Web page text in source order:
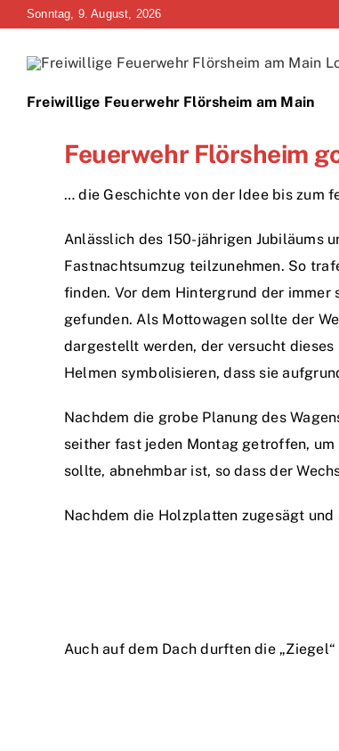
Zum
springen
Sonntag, 9. August, 2026
Freiwillige Feuerwehr Flörsheim am Main
Feuerwehr Flörsheim
… die Geschichte von der Idee bis zum
Anlässlich des 150-jährigen Jubiläums
Fastnachtsumzug teilzunehmen. So
finden. Vor dem Hintergrund der
gefunden. Als Mottowagen sollte der
dargestellt werden, der versucht
Helmen symbolisieren, dass sie
Nachdem die grobe Planung des
seither fast jeden Montag getroffen,
sollte, abnehmbar ist, so dass der
Nachdem die Holzplatten zugesägt
Auch auf dem Dach durften die